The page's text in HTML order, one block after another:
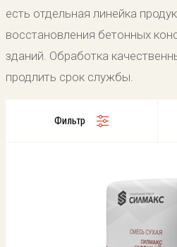
есть отдельная линейка
восстановления бетонных
зданий. Обработка
продлить срок службы.
Фильтр